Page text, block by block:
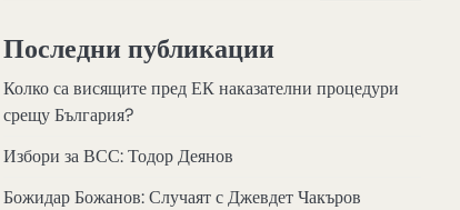
Последни публикации
Колко са висящите пред ЕК наказателни процедури
срещу България?
Избори за ВСС: Тодор Деянов
Божидар Божанов: Случаят с Джевдет Чакъров